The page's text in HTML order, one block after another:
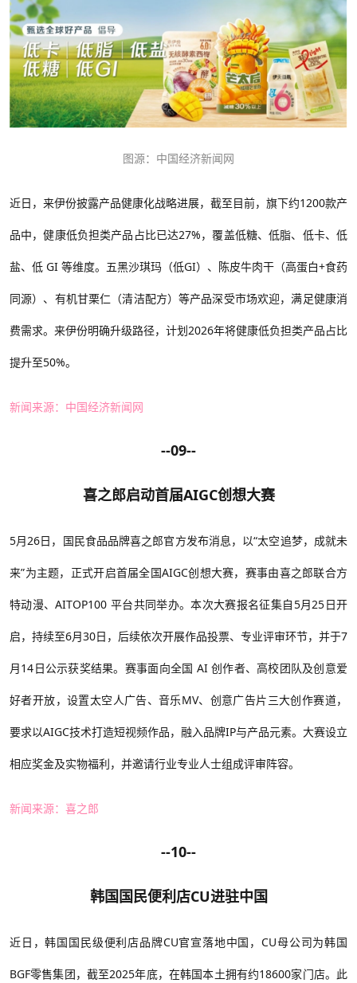
图源：中国经济新闻网
近日，来伊份披露产品健康化战略进展，截至目前，旗下约1200款产
品中，健康低负担类产品占比已达27%，覆盖低糖、低脂、低卡、低
盐、低 GI 等维度。五黑沙琪玛（低GI）、陈皮牛肉干（高蛋白+食药
同源）、有机甘栗仁（清洁配方）等产品深受市场欢迎，满足健康消
费需求。来伊份明确升级路径，计划2026年将健康低负担类产品占比
提升至50%。
新闻来源： 中国经济新闻网
--09--
喜之郎启动首届AIGC创想大赛
5月26日，国民食品品牌喜之郎官方发布消息，以“太空追梦，成就未
来”为主题，正式开启首届全国AIGC创想大赛，赛事由喜之郎联合方
特动漫、AITOP100 平台共同举办。本次大赛报名征集自5月25日开
启，持续至6月30日，后续依次开展作品投票、专业评审环节，并于7
月14日公示获奖结果。赛事面向全国 AI 创作者、高校团队及创意爱
好者开放，设置太空人广告、音乐MV、创意广告片三大创作赛道，
要求以AIGC技术打造短视频作品，融入品牌IP与产品元素。大赛设立
相应奖金及实物福利，并邀请行业专业人士组成评审阵容。
新闻来源：喜之郎
--10--
韩国国民便利店CU进驻中国
近日，韩国国民级便利店品牌CU官宣落地中国，CU母公司为韩国
BGF零售集团，截至2025年底，在韩国本土拥有约18600家门店。此